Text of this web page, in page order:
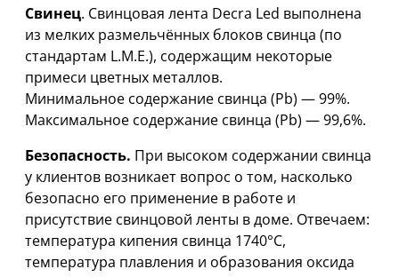
Свинец. Свинцовая лента Decra Led выполнена
из мелких размельчённых блоков свинца (по
стандартам L.M.E.), содержащим некоторые
примеси цветных металлов.
Минимальное содержание свинца (Pb) — 99%.
Максимальное содержание свинца (Pb) — 99,6%.
Безопасность. При высоком содержании свинца
у клиентов возникает вопрос о том, насколько
безопасно его применение в работе и
присутствие свинцовой ленты в доме. Отвечаем:
температура кипения свинца 1740°С,
температура плавления и образования оксида